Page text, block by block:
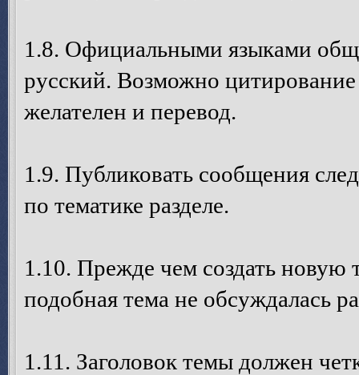
1.8. Официальными языками
русский. Возможно цитирование
желателен и перевод.
1.9. Публиковать сообщения
по тематике разделе.
1.10. Прежде чем создать новую
подобная тема не обсуждалась
1.11. Заголовок темы должен